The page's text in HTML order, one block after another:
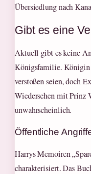
Übersiedlung nach
Gibt es eine
Aktuell gibt es keine
Königsfamilie. Königin
verstoßen seien, doch
Wiedersehen mit Prinz
unwahrscheinlich.
Öffentliche
Harrys Memoiren
charakterisiert. Das